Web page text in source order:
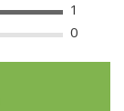
1
0